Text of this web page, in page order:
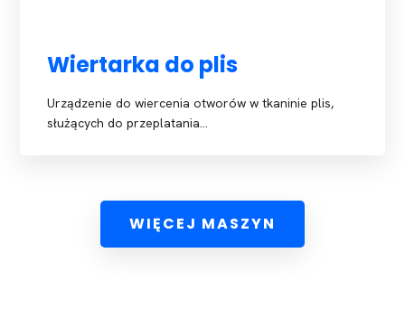
Wiertarka do plis
Urządzenie do wiercenia otworów w tkaninie plis,
służących do przeplatania…
WIĘCEJ MASZYN